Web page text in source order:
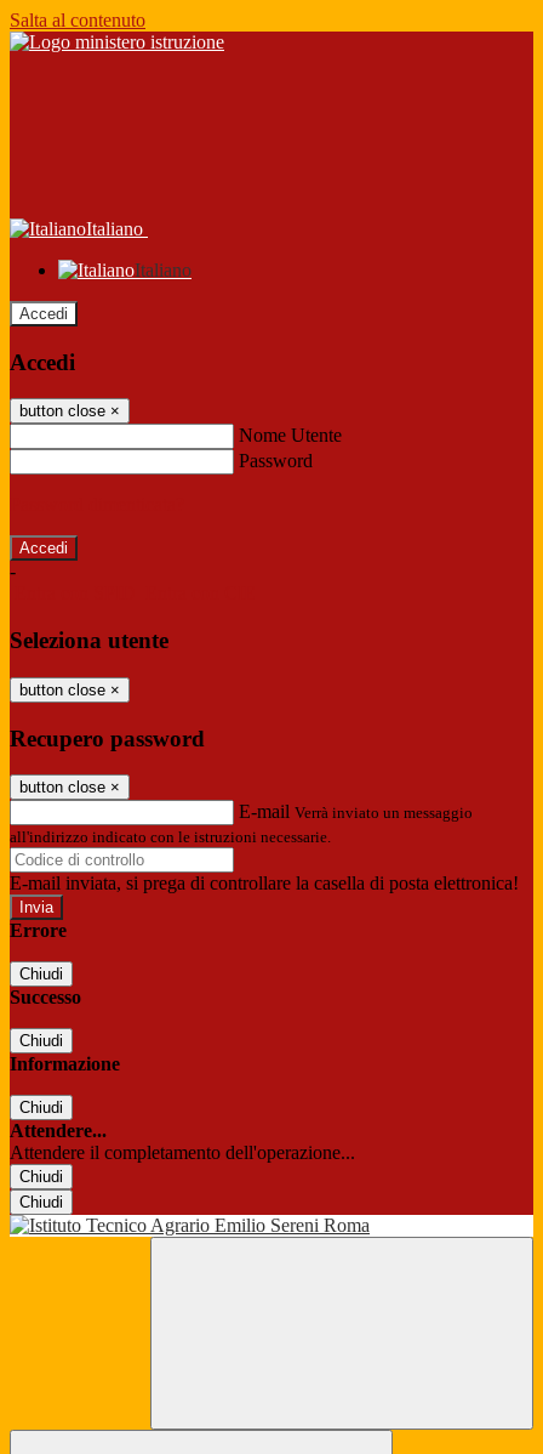
Salta al contenuto
Italiano
Italiano
Accedi
Accedi
button close ×
Nome Utente
Password
-
Seleziona utente
button close ×
Recupero password
button close ×
E-mail Verrà inviato un messaggio
all'indirizzo indicato con le istruzioni necessarie.
E-mail inviata, si prega di controllare la casella di posta elettronica!
Errore
Chiudi
Successo
Chiudi
Informazione
Chiudi
Attendere...
Attendere il completamento dell'operazione...
Chiudi
Chiudi